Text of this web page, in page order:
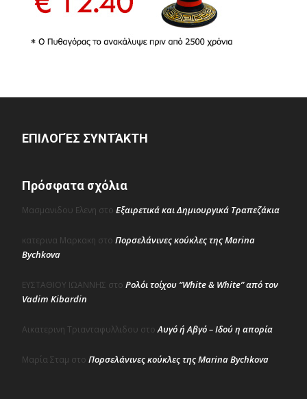
ΕΠΙΛΟΓΈΣ ΣΥΝΤΆΚΤΗ
Πρόσφατα σχόλια
Μασμανιδου Ελενη στο Εξαιρετικά και Δημιουργικά Τραπεζάκια
κατερινα Μαρκακη στο Πορσελάνινες κούκλες της Marina
Bychkova
ΕΥΣΤΑΘΙΟΥ ΙΩΑΝΝΗΣ στο Ρολόι τοίχου “White & White” από τον
Vadim Kibardin
Αικατερινη Τριανταφυλλιδου στοΑυγό ή Αβγό – Ιδού η απορία
Μαρία Σταμ στο Πορσελάνινες κούκλες της Marina Bychkova